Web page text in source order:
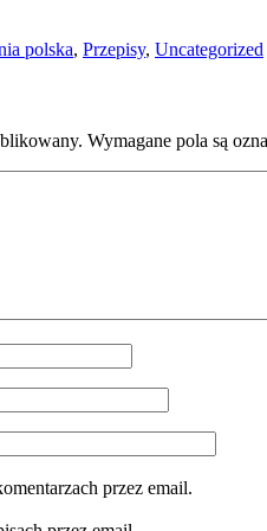
polska, Przepisy, Uncategorized
Wymagane pola są
przez email.